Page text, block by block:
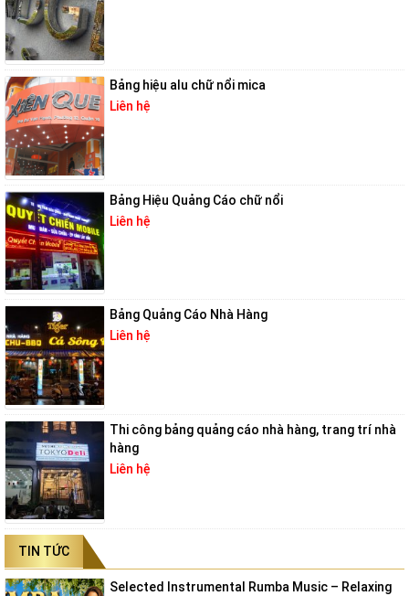
Bảng hiệu alu chữ nổi mica
Liên hệ
Bảng Hiệu Quảng Cáo chữ nổi
Liên hệ
Bảng Quảng Cáo Nhà Hàng
Liên hệ
Thi công bảng quảng cáo nhà hàng, trang trí nhà
hàng
Liên hệ
TIN TỨC
Selected Instrumental Rumba Music – Relaxing